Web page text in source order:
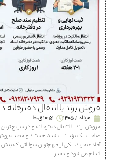
فروش برند با انتقال دفترخانه
مرداد 1, 1405
10:51 ق.ظ
فروش برند با انتقال دفترخانه و در سریع
صاحب یک برند ثبت‌شده هستید و قصد فروش
آماده بخرید، یکی از مهم‌ترین سوالاتی که
انجام می‌شود و چقدر